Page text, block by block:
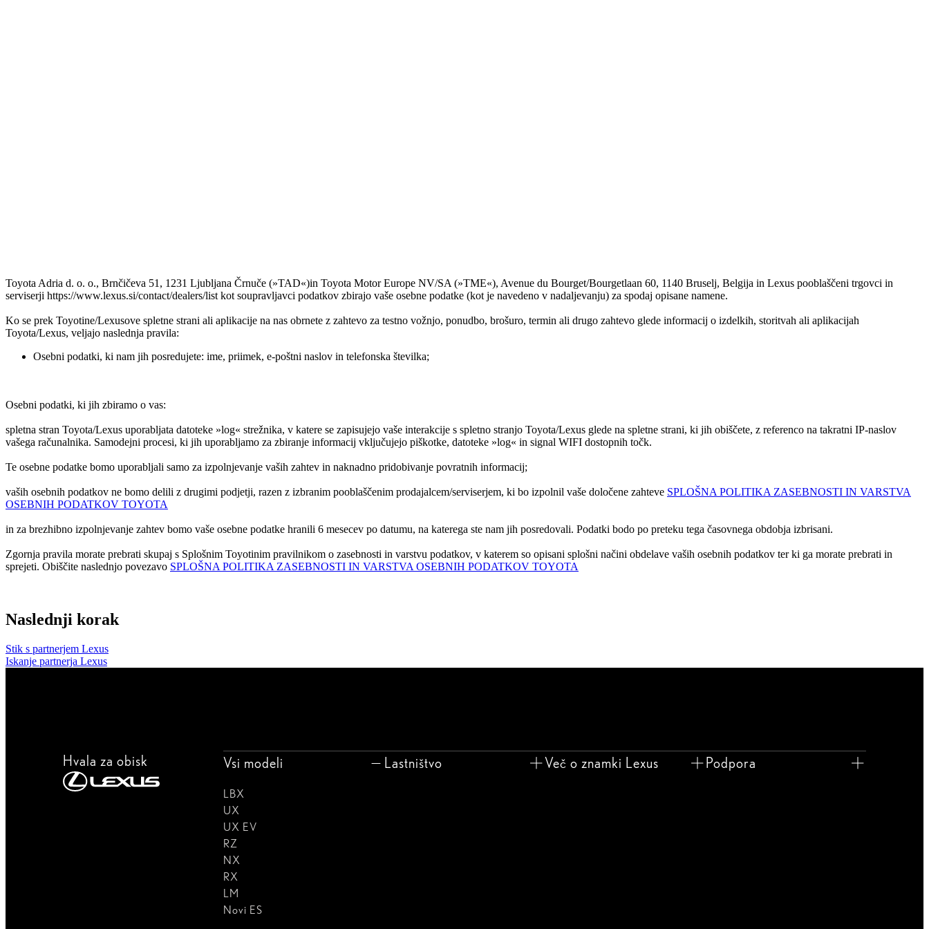
Toyota Adria d. o. o., Brnčičeva 51, 1231 Ljubljana Črnuče (»TAD«)in Toyota Motor Europe NV/SA (»TME«), Avenue du Bourget/Bourgetlaan 60, 1140 Bruselj, Belgija in Lexus pooblaščeni trgovci in
serviserji https://www.lexus.si/contact/dealers/list kot soupravljavci podatkov zbirajo vaše osebne podatke (kot je navedeno v nadaljevanju) za spodaj opisane namene.
Ko se prek Toyotine/Lexusove spletne strani ali aplikacije na nas obrnete z zahtevo za testno vožnjo, ponudbo, brošuro, termin ali drugo zahtevo glede informacij o izdelkih, storitvah ali aplikacijah
Toyota/Lexus, veljajo naslednja pravila:
Osebni podatki, ki nam jih posredujete: ime, priimek, e-poštni naslov in telefonska številka;
Osebni podatki, ki jih zbiramo o vas:
spletna stran Toyota/Lexus uporabljata datoteke »log« strežnika, v katere se zapisujejo vaše interakcije s spletno stranjo Toyota/Lexus glede na spletne strani, ki jih obiščete, z referenco na takratni IP-naslov
vašega računalnika. Samodejni procesi, ki jih uporabljamo za zbiranje informacij vključujejo piškotke, datoteke »log« in signal WIFI dostopnih točk.
Te osebne podatke bomo uporabljali samo za izpolnjevanje vaših zahtev in naknadno pridobivanje povratnih informacij;
vaših osebnih podatkov ne bomo delili z drugimi podjetji, razen z izbranim pooblaščenim prodajalcem/serviserjem, ki bo izpolnil vaše določene zahteve SPLOŠNA POLITIKA ZASEBNOSTI IN VARSTVA
OSEBNIH PODATKOV TOYOTA
in za brezhibno izpolnjevanje zahtev bomo vaše osebne podatke hranili 6 mesecev po datumu, na katerega ste nam jih posredovali. Podatki bodo po preteku tega časovnega obdobja izbrisani.
Zgornja pravila morate prebrati skupaj s Splošnim Toyotinim pravilnikom o zasebnosti in varstvu podatkov, v katerem so opisani splošni načini obdelave vaših osebnih podatkov ter ki ga morate prebrati in
sprejeti. Obiščite naslednjo povezavo SPLOŠNA POLITIKA ZASEBNOSTI IN VARSTVA OSEBNIH PODATKOV TOYOTA
Naslednji korak
Stik s partnerjem Lexus
Iskanje partnerja Lexus
Hvala za obisk Vsi modeli
LBX
UX
UX EV
RZ
NX
RX
LM
Novi ES
Lastništvo Več o znamki Lexus Podpora